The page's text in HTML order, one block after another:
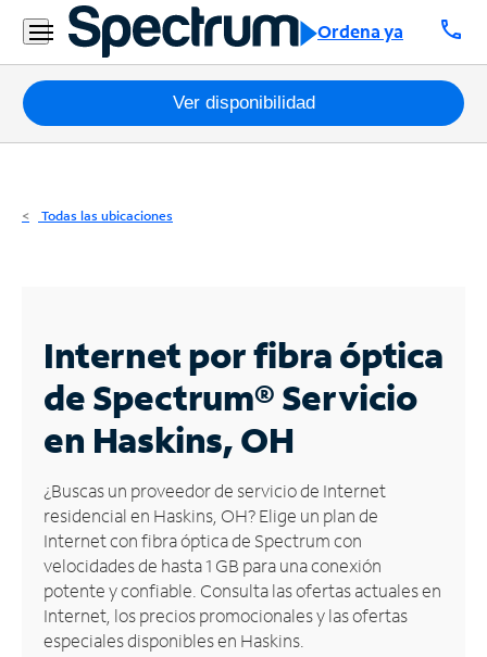
Ordena ya call
Residencial
Business
Paquetes
Internet
Business
Contáctanos
Inglés
Administrar
cuenta
Encuentra
una
tienda
Ver disponibilidad
Todas las ubicaciones
Internet por fibra óptica
de Spectrum®Servicio
en Haskins, OH
¿Buscas un proveedor de servicio de Internet
residencial en Haskins, OH? Elige un plan de
Internet con fibra óptica de Spectrum con
velocidades de hasta 1 GB para una conexión
potente y confiable. Consulta las ofertas actuales en
Internet, los precios promocionales y las ofertas
especiales disponibles en Haskins.